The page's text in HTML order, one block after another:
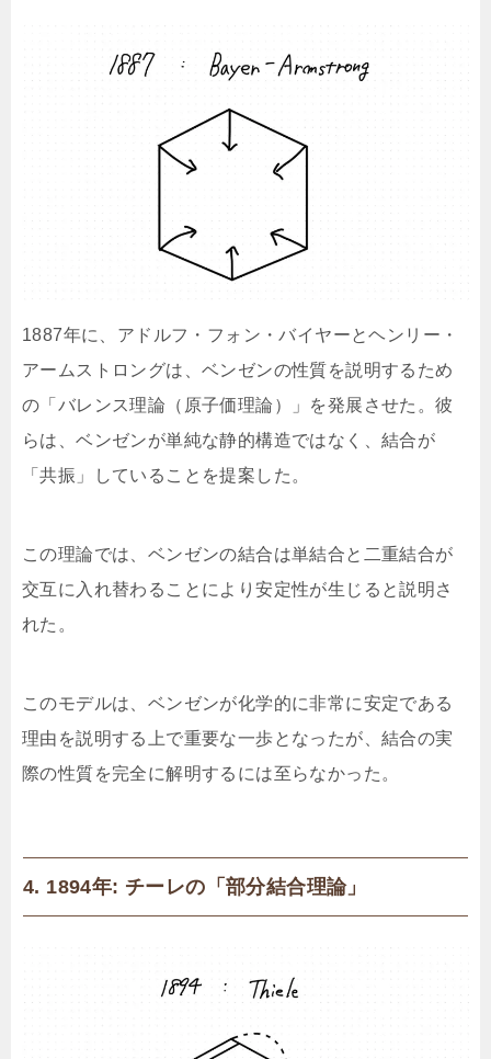
1887年に、アドルフ・フォン・バイヤーとヘンリー・
アームストロングは、ベンゼンの性質を説明するため
の「バレンス理論（原子価理論）」を発展させた。彼
らは、ベンゼンが単純な静的構造ではなく、結合が
「共振」していることを提案した。
この理論では、ベンゼンの結合は単結合と二重結合が
交互に入れ替わることにより安定性が生じると説明さ
れた。
このモデルは、ベンゼンが化学的に非常に安定である
理由を説明する上で重要な一歩となったが、結合の実
際の性質を完全に解明するには至らなかった。
4. 1894年: チーレの「部分結合理論」